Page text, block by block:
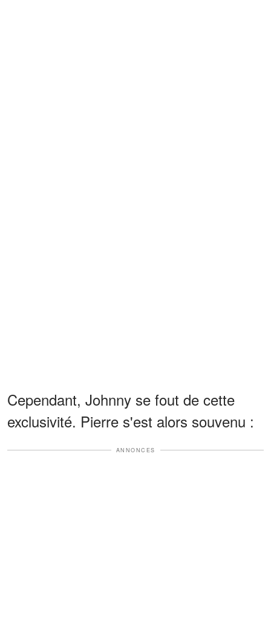
Cependant, Johnny se fout de cette
exclusivité. Pierre s'est alors souvenu :
ANNONCES